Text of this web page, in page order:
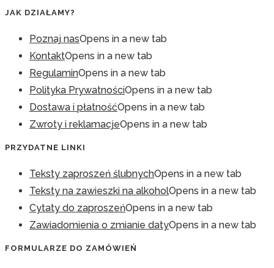
JAK DZIAŁAMY?
Poznaj nasOpens in a new tab
KontaktOpens in a new tab
RegulaminOpens in a new tab
Polityka PrywatnościOpens in a new tab
Dostawa i płatnośćOpens in a new tab
Zwroty i reklamacjeOpens in a new tab
PRZYDATNE LINKI
Teksty zaproszeń ślubnychOpens in a new tab
Teksty na zawieszki na alkoholOpens in a new tab
Cytaty do zaproszeńOpens in a new tab
Zawiadomienia o zmianie datyOpens in a new tab
FORMULARZE DO ZAMÓWIEŃ